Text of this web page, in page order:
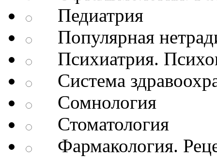
Педиатрия
Популярная
Психиатрия.
Система
Сомнология
Стоматология
Фармакология.